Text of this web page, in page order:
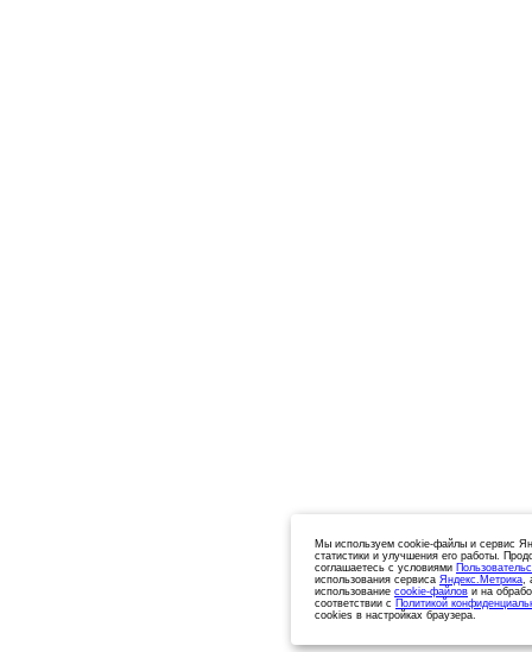
Мы используем cookie-файлы и сервис
статистики и улучшения его работы.
соглашаетесь с условиями
использования сервиса Яндекс.Метрика,
использование cookie-файлов и на
соответствии с Политикой
cookies в настройках браузера.